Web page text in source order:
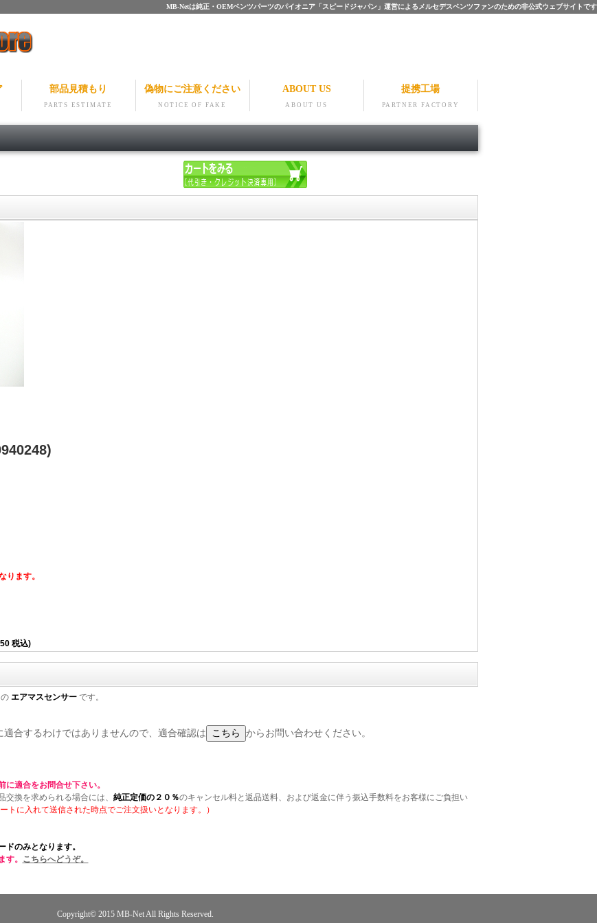
MB-Netは純正・OEMベンツパーツのパイオニア「スピードジャパン」運営によるメルセデスベンツファンのための非公式ウェブサイトです
部品見積もり
PARTS ESTIMATE
偽物にご注意ください
NOTICE OF FAKE
ABOUT US
ABOUT US
提携工場
PARTNER FACTORY
ります。
税込)
エアマスセンサーです。
合するわけではありませんので、適合確認は からお問い合わせください。
適合をお問合せ下さい。
換を求められる場合には、 純正定価の２０％のキャンセル料と返品送料、および返金に伴う振込手数料をお客様にご負担い
トに入れて送信された時点でご注文扱いとなります。）
のみとなります。
す。 こちらへどうぞ。
Copyright© 2015 MB-NetAll Rights Reserved.